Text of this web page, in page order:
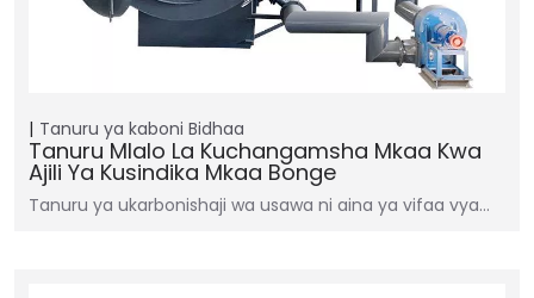
Tanuru ya kaboni Bidhaa
Tanuru Mlalo La Kuchangamsha Mkaa Kwa
Ajili Ya Kusindika Mkaa Bonge
Tanuru ya ukarbonishaji wa usawa ni aina ya vifaa vya…